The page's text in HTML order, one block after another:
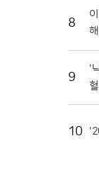
게 구
일교차
뛰어
서 맛
활성
은 이번
점검에
길 수
8
9
'
10